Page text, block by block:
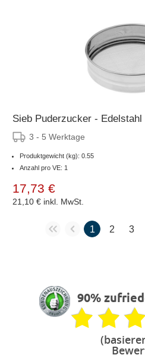
Sieb Puderzucker -
3 - 5 Werktage
Produktgewicht (kg): 0.55
Anzahl pro VE: 1
17,73 €
21,10 € inkl. MwSt.
1 2 3
90%